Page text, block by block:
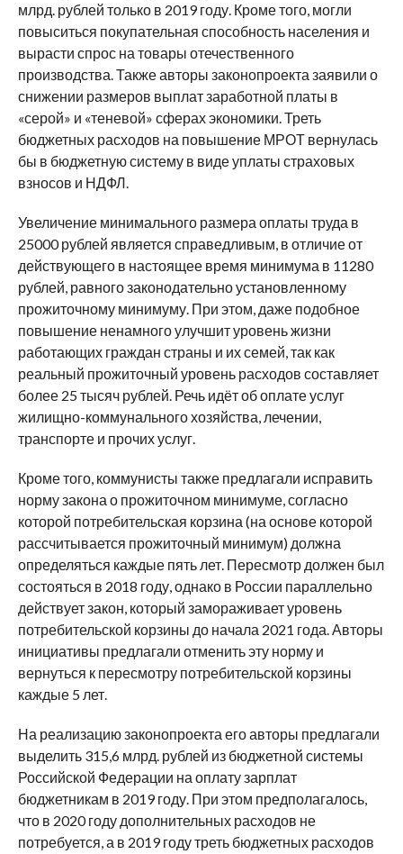
млрд. рублей только в 2019 году. Кроме того, могли
повыситься покупательная способность населения и
вырасти спрос на товары отечественного
производства. Также авторы законопроекта заявили о
снижении размеров выплат заработной платы в
«серой» и «теневой» сферах экономики. Треть
бюджетных расходов на повышение МРОТ вернулась
бы в бюджетную систему в виде уплаты страховых
взносов и НДФЛ.
Увеличение минимального размера оплаты труда в
25000 рублей является справедливым, в отличие от
действующего в настоящее время минимума в 11280
рублей, равного законодательно установленному
прожиточному минимуму. При этом, даже подобное
повышение ненамного улучшит уровень жизни
работающих граждан страны и их семей, так как
реальный прожиточный уровень расходов составляет
более 25 тысяч рублей. Речь идёт об оплате услуг
жилищно-коммунального хозяйства, лечении,
транспорте и прочих услуг.
Кроме того, коммунисты также предлагали исправить
норму закона о прожиточном минимуме, согласно
которой потребительская корзина (на основе которой
рассчитывается прожиточный минимум) должна
определяться каждые пять лет. Пересмотр должен был
состояться в 2018 году, однако в России параллельно
действует закон, который замораживает уровень
потребительской корзины до начала 2021 года. Авторы
инициативы предлагали отменить эту норму и
вернуться к пересмотру потребительской корзины
каждые 5 лет.
На реализацию законопроекта его авторы предлагали
выделить 315,6 млрд. рублей из бюджетной системы
Российской Федерации на оплату зарплат
бюджетникам в 2019 году. При этом предполагалось,
что в 2020 году дополнительных расходов не
потребуется, а в 2019 году треть бюджетных расходов